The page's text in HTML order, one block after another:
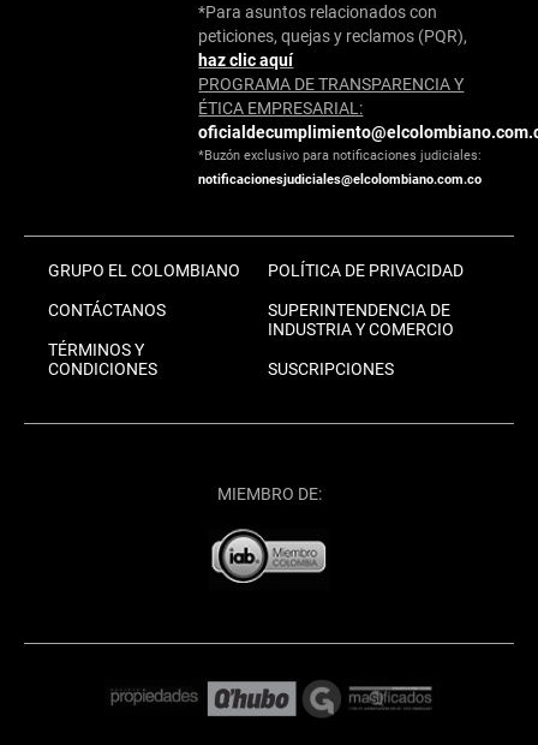
*Para asuntos relacionados con
peticiones, quejas y reclamos (PQR),
haz clic aquí
PROGRAMA DE TRANSPARENCIA Y
ÉTICA EMPRESARIAL:
*Buzón exclusivo para notificaciones judiciales:
notificacionesjudiciales@elcolombiano.com.co
GRUPO EL COLOMBIANO
CONTÁCTANOS
TÉRMINOS Y
CONDICIONES
POLÍTICA DE PRIVACIDAD
SUPERINTENDENCIA DE
INDUSTRIA Y COMERCIO
SUSCRIPCIONES
MIEMBRO DE: